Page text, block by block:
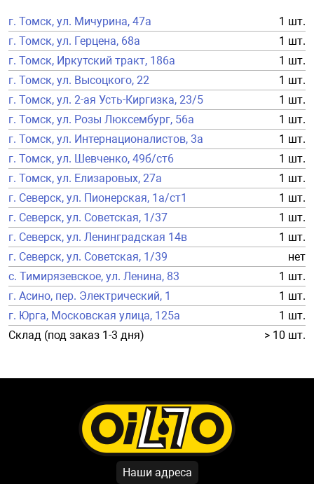
г. Томск, ул. Мичурина, 47а
1 шт.
г. Томск, ул. Герцена, 68а
1 шт.
г. Томск, Иркутский тракт, 186а
1 шт.
г. Томск, ул. Высоцкого, 22
1 шт.
г. Томск, ул. 2-ая Усть-Киргизка, 23/5
1 шт.
г. Томск, ул. Розы Люксембург, 56а
1 шт.
г. Томск, ул. Интернационалистов, 3а
1 шт.
г. Томск, ул. Шевченко, 49б/ст6
1 шт.
г. Томск, ул. Елизаровых, 27а
1 шт.
г. Северск, ул. Пионерская, 1а/ст1
1 шт.
г. Северск, ул. Советская, 1/37
1 шт.
г. Северск, ул. Ленинградская 14в
1 шт.
г. Северск, ул. Советская, 1/39
нет
с. Тимирязевское, ул. Ленина, 83
1 шт.
г. Асино, пер. Электрический, 1
1 шт.
г. Юрга, Московская улица, 125а
1 шт.
Склад (под заказ 1-3 дня)
> 10 шт.
Наши адреса